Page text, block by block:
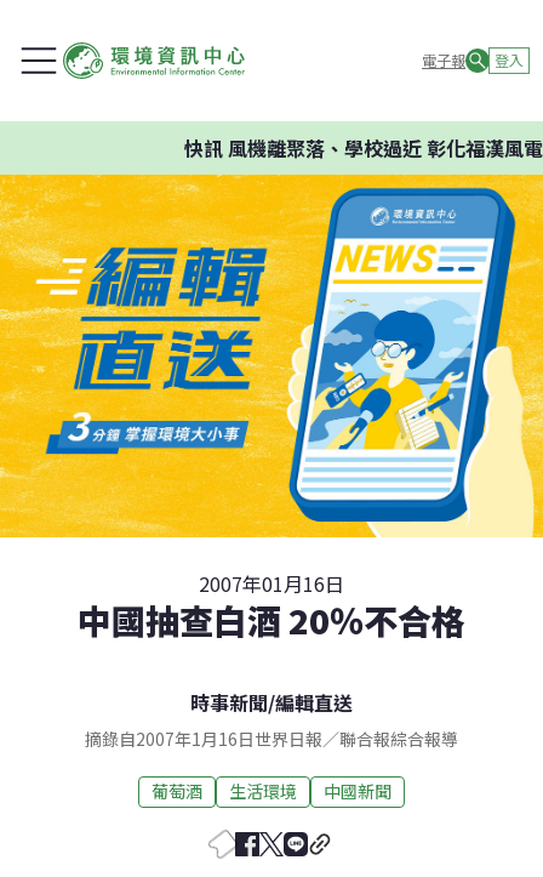
電子報 登入
快訊風機離聚落、學校過近 彰化福漢風電
2007年01月16日
中國抽查白酒 20％不合格
時事新聞/編輯直送
摘錄自2007年1月16日世界日報／聯合報綜合報導
葡萄酒 生活環境 中國新聞